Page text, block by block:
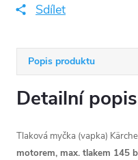
Sdílet
Popis produktu
Detailní
Tlaková myčka (vapka)
motorem, max. tlakem 145